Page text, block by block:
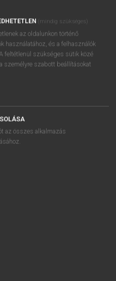
APPLIKÁCIÓ
(mindig szükséges)
az oldalunkon történő
használatához, és a felhasználók
feltétlenül szükséges sütik közé
személyre szabott beállításokat
az összes alkalmazás